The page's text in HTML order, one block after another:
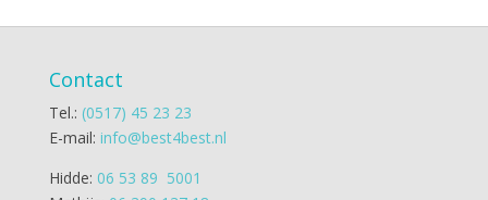
Contact
Tel.: (0517) 45 23 23
E-mail: info@best4best.nl
Hidde: 06 53 89 5001